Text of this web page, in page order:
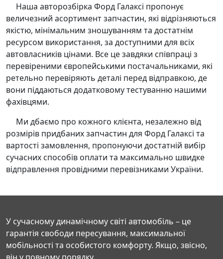
Наша авторозбірка Форд Галаксі пропонує
величезний асортимент запчастин, які відрізняються
якістю, мінімальним зношуванням та достатнім
ресурсом використання, за доступними для всіх
автовласників цінами. Все це завдяки співпраці з
перевіреними європейськими постачальниками, які
ретельно перевіряють деталі перед відправкою, де
вони піддаються додатковому тестуванню нашими
фахівцями.
Ми дбаємо про кожного клієнта, незалежно від
розмірів придбаних запчастин для Форд Галаксі та
вартості замовлення, пропонуючи достатній вибір
сучасних способів оплати та максимально швидке
відправлення провідними перевізниками України.
У сучасному динамічному світі автомобіль – це
гарантія свободи пересування, максимальної
мобільності та особистого комфорту. Якщо, звісно,
він у повному порядку.